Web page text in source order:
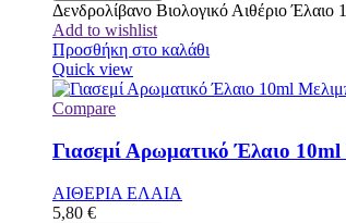
Δενδρολίβανο Βιολογικό Αιθέριο
Add to wishlist
Προσθήκη στο καλάθι
Quick view
Compare
Γιασεμί Αρωματικό Έλαιο
ΑΙΘΕΡΙΑ ΕΛΑΙΑ
5,80 €